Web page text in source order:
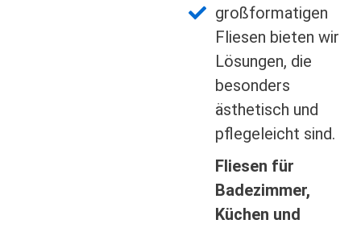
großformatigen
Fliesen bieten wir
Lösungen, die
besonders
ästhetisch und
pflegeleicht sind.
Fliesen für
Badezimmer,
Küchen und